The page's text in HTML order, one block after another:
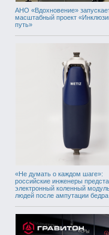
АНО «Вдохновение»
масштабный проект
путь»
«Не думать о каждом шаге»:
российские инженеры
электронный коленный
людей после ампутации бедра